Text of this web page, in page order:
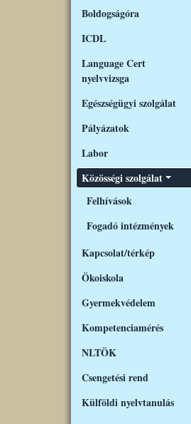
Boldogságóra
ICDL
Language Cert
nyelvvizsga
Egészségügyi szolgálat
Pályázatok
Labor
Közösségi szolgálat
Felhívások
Fogadó intézmények
Kapcsolat/térkép
Ökoiskola
Gyermekvédelem
Kompetenciamérés
NLTÖK
Csengetési rend
Külföldi nyelvtanulás